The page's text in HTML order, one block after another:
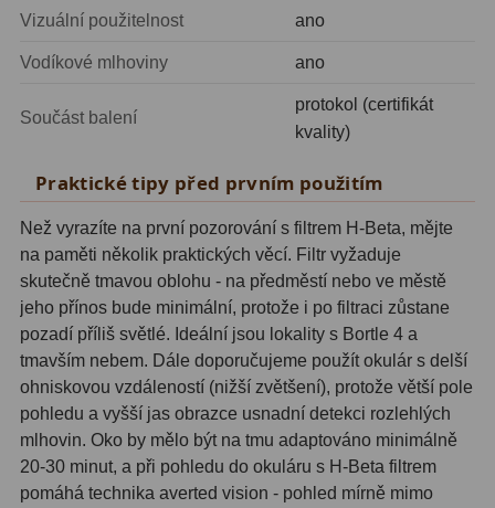
Čištění
Ostatní18
Montáže 99
Paralaktické EQ19
Fotografické montáže5
Stativy a pilíře3
Objímky10
Motory a pohony13
Upínací prvky13
Závaží 3
Vizuální použitelnost ano
Vodíkové mlhoviny ano
Součást balení
protokol (certifikát
kvality)
Praktické tipy před prvním použitím
Než vyrazíte na první pozorování s filtrem H-Beta, mějte
na paměti několik praktických věcí. Filtr vyžaduje
skutečně tmavou oblohu - na předměstí nebo ve městě
jeho přínos bude minimální, protože i po filtraci zůstane
pozadí příliš světlé. Ideální jsou lokality s Bortle 4 a
tmavším nebem. Dále doporučujeme použít okulár s delší
ohniskovou vzdáleností (nižší zvětšení), protože větší pole
pohledu a vyšší jas obrazce usnadní detekci rozlehlých
mlhovin. Oko by mělo být na tmu adaptováno minimálně
20-30 minut, a při pohledu do okuláru s H-Beta filtrem
pomáhá technika averted vision - pohled mírně mimo